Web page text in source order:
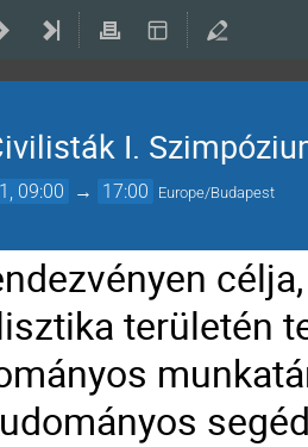
I.
09:00 → 17:00 Europe/Budapest
területén